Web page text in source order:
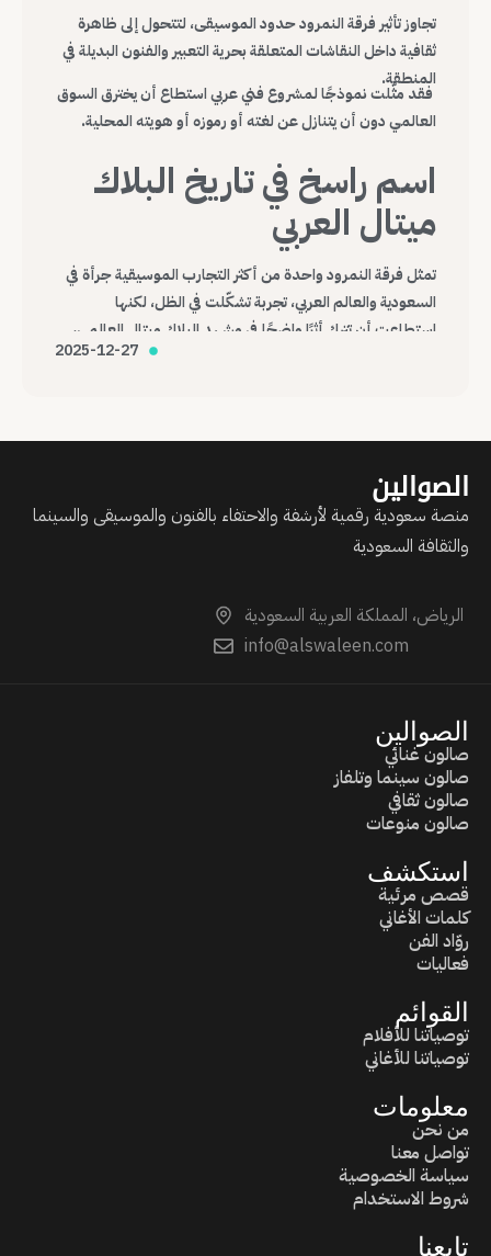
تجاوز تأثير فرقة النمرود حدود الموسيقى، لتتحول إلى ظاهرة
ثقافية داخل النقاشات المتعلقة بحرية التعبير والفنون البديلة في
المنطقة.
فقد مثّلت نموذجًا لمشروع فني عربي استطاع أن يخترق السوق
العالمي دون أن يتنازل عن لغته أو رموزه أو هويته المحلية.
اسم راسخ في تاريخ البلاك
ميتال العربي
تمثل فرقة النمرود واحدة من أكثر التجارب الموسيقية جرأة في
السعودية والعالم العربي، تجربة تشكّلت في الظل، لكنها
استطاعت أن تترك أثرًا واضحًا في مشهد البلاك ميتال العالمي،
وتؤكد أن الموسيقى، مهما كانت هامشية أو صادمة، قادرة على
2025-12-27
الصوالين
منصة سعودية رقمية لأرشفة والاحتفاء بالفنون والموسيقى والسينما
والثقافة السعودية
الرياض، المملكة العربية السعودية
info@alswaleen.com
الصوالين
صالون غنائي
صالون سينما وتلفاز
صالون ثقافي
صالون منوعات
استكشف
قصص مرئية
كلمات الأغاني
روّاد الفن
فعاليات
القوائم
توصياتنا للأفلام
توصياتنا للأغاني
معلومات
من نحن
تواصل معنا
سياسة الخصوصية
شروط الاستخدام
تابعنا